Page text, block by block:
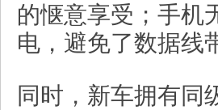
的惬意享受；手机
电，避免了数据线
同时，新车拥有同